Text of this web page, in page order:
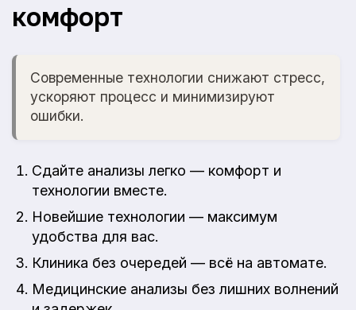
комфорт
Современные технологии снижают стресс,
ускоряют процесс и минимизируют
ошибки.
Сдайте анализы легко — комфорт и
технологии вместе.
Новейшие технологии — максимум
удобства для вас.
Клиника без очередей — всё на автомате.
Медицинские анализы без лишних волнений